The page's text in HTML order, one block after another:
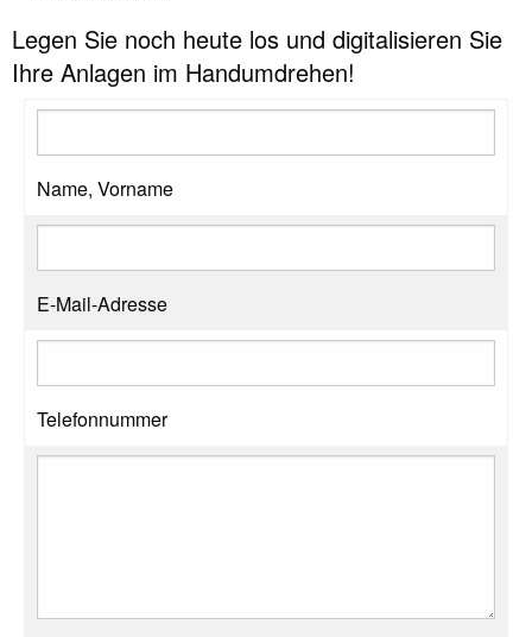
Legen Sie noch heute los und digitalisieren Sie
Ihre Anlagen im Handumdrehen!
Name, Vorname
E-Mail-Adresse
Telefonnummer